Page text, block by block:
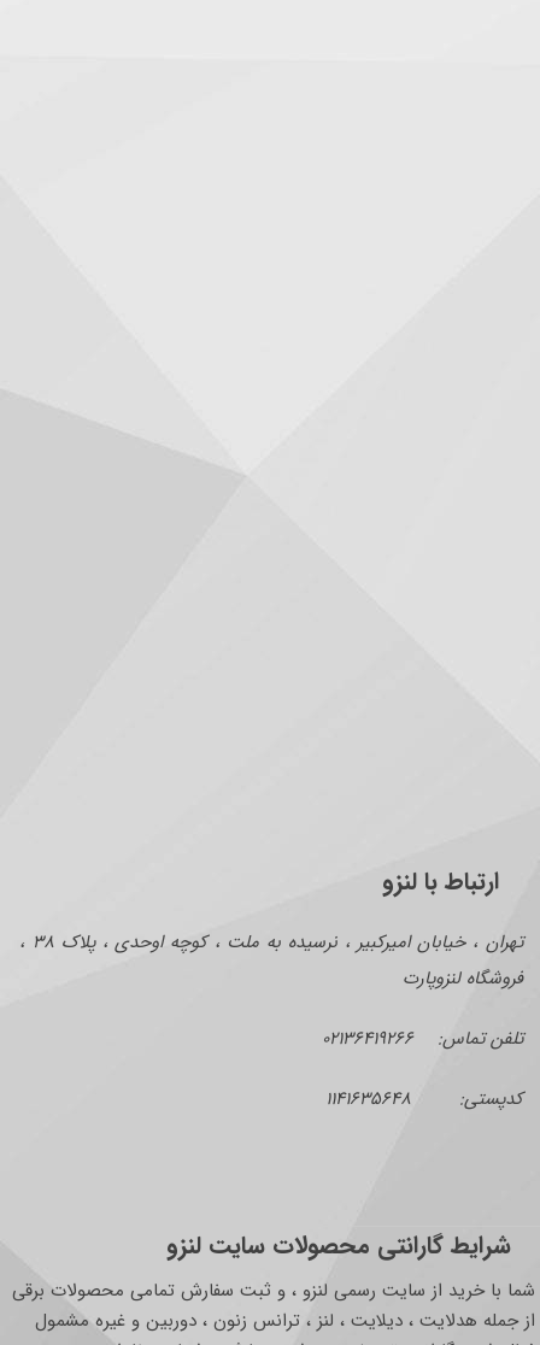
ارتباط با لنزو
تهران ، خیابان امیرکبیر ، نرسیده به ملت ، کوچه اوحدی ، پلاک ۳۸ ،
فروشگاه لنزوپارت
تلفن تماس: ۰۲۱۳۶۴۱۹۲۶۶
کدپستی: ۱۱۴۱۶۳۵۶۴۸
شرایط گارانتی محصولات سایت لنزو
شما با خرید از سایت رسمی لنزو ، و ثبت سفارش تمامی محصولات برقی
از جمله هدلایت ، دیلایت ، لنز ، ترانس زنون ، دوربین و غیره مشمول